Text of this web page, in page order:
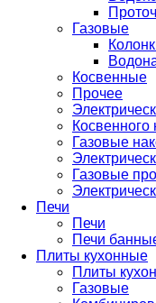
Газовые
Косвенные
Прочее
Косвенного
Газовые
Газовые
Печи
Печи
Печи
Плиты кухонные
Плиты
Газовые